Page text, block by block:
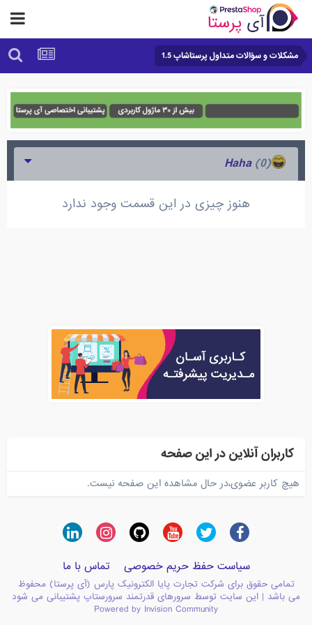
مشکلات و سؤالات متداول پرستاشاپ 1.5
Haha
(0)
هنوز چیزی در این قسمت وجود ندارد
کاربران آنلاین در این صفحه
هیچ کاربر عضوی،در حال مشاهده این صفحه نیست.
سیاست حفظ حریم خصوصی تماس با ما
تمامی حقوق برای شرکت تجارت پایا الکترونیک پارس (آی پرستا) محفوظ
می باشد | این سایت توسط سرورهای قدرتمند سرورستاپ پشتیبانی می شود
Powered by Invision Community